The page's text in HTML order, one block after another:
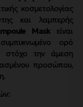
κοσμετολογίας
και λαμπερής
Maskείναι
ορό
στόχο την άμεση
προσώπου,